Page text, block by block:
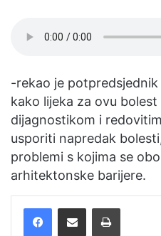
-rekao je
kako lijeka za ovu
dijagnostikom i
usporiti napredak
problemi s kojima se
arhitektonske barijere.
FacebookPodijelite putem e-pošte Ispis